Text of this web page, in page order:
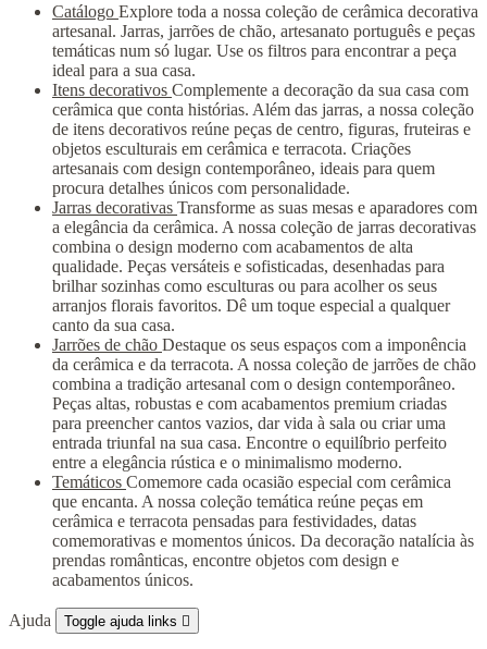
Catálogo Explore toda a nossa coleção de cerâmica decorativa
artesanal. Jarras, jarrões de chão, artesanato português e peças
temáticas num só lugar. Use os filtros para encontrar a peça
ideal para a sua casa.
Itens decorativos Complemente a decoração da sua casa com
cerâmica que conta histórias. Além das jarras, a nossa coleção
de itens decorativos reúne peças de centro, figuras, fruteiras e
objetos esculturais em cerâmica e terracota. Criações
artesanais com design contemporâneo, ideais para quem
procura detalhes únicos com personalidade.
Jarras decorativas Transforme as suas mesas e aparadores com
a elegância da cerâmica. A nossa coleção de jarras decorativas
combina o design moderno com acabamentos de alta
qualidade. Peças versáteis e sofisticadas, desenhadas para
brilhar sozinhas como esculturas ou para acolher os seus
arranjos florais favoritos. Dê um toque especial a qualquer
canto da sua casa.
Jarrões de chão Destaque os seus espaços com a imponência
da cerâmica e da terracota. A nossa coleção de jarrões de chão
combina a tradição artesanal com o design contemporâneo.
Peças altas, robustas e com acabamentos premium criadas
para preencher cantos vazios, dar vida à sala ou criar uma
entrada triunfal na sua casa. Encontre o equilíbrio perfeito
entre a elegância rústica e o minimalismo moderno.
Temáticos Comemore cada ocasião especial com cerâmica
que encanta. A nossa coleção temática reúne peças em
cerâmica e terracota pensadas para festividades, datas
comemorativas e momentos únicos. Da decoração natalícia às
prendas românticas, encontre objetos com design e
acabamentos únicos.
Ajuda Toggle ajuda links 